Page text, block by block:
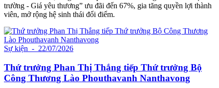
trường - Giá yêu thương” ưu đãi đến 67%, gia tăng quyền lợi thành
viên, mở rộng hệ sinh thái đổi điểm.
Sự kiện - 22/07/2026
Thứ trưởng Phan Thị Thắng tiếp Thứ trưởng Bộ
Công Thương Lào Phouthavanh Nanthavong